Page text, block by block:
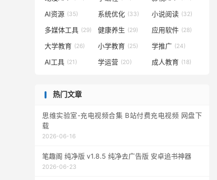
AI资源 (35) 系统优化 (33) 小说阅读 (32)
多媒体工具 (29) 健康养生 (29) 应用软件 (28)
大学教育 (26) 小学教育 (25) 学推广 (24)
AI工具 (21) 学运营 (20) 成人教育 (18)
热门文章
思维实验室-充电视频合集 B站付费充电视频 网盘下
载
2026-06-16
笔趣阁 纯净版 v1.8.5 纯净去广告版 安卓追书神器
2026-06-23